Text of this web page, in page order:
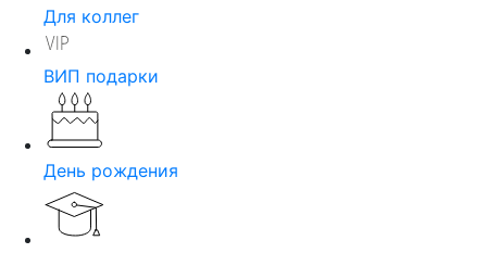
Для коллег
ВИП подарки
День рождения